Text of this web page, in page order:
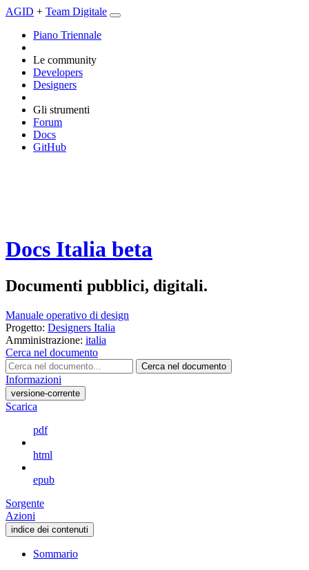
AGID + Team Digitale
Piano Triennale
Le community
Developers
Designers
Gli strumenti
Forum
Docs
GitHub
Docs Italia beta
Documenti pubblici, digitali.
Manuale operativo di design
Progetto: Designers Italia
Amministrazione: italia
Cerca nel documento
Cerca nel documento
Informazioni
versione-corrente
Scarica
pdf
html
epub
Sorgente
Azioni
indice dei contenuti
Sommario